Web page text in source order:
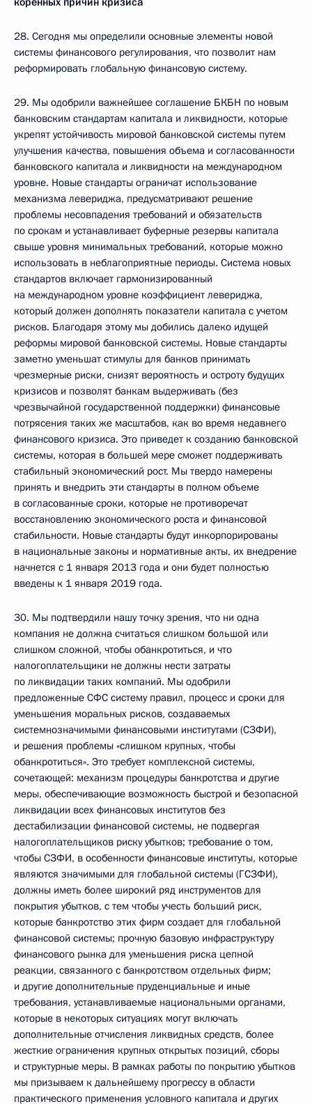
28. Сегодня мы определили основные элементы новой
системы финансового регулирования, что позволит нам
реформировать глобальную финансовую систему.
29. Мы одобрили важнейшее соглашение БКБН по новым
банковским стандартам капитала и ликвидности, которые
укрепят устойчивость мировой банковской системы путем
улучшения качества, повышения объема и согласованности
банковского капитала и ликвидности на международном
уровне. Новые стандарты ограничат использование
механизма левериджа, предусматривают решение
проблемы несовпадения требований и обязательств
по срокам и устанавливает буферные резервы капитала
свыше уровня минимальных требований, которые можно
использовать в неблагоприятные периоды. Система новых
стандартов включает гармонизированный
на международном уровне коэффициент левериджа,
который должен дополнять показатели капитала с учетом
рисков. Благодаря этому мы добились далеко идущей
реформы мировой банковской системы. Новые стандарты
заметно уменьшат стимулы для банков принимать
чрезмерные риски, снизят вероятность и остроту будущих
кризисов и позволят банкам выдерживать (без
чрезвычайной государственной поддержки) финансовые
потрясения таких же масштабов, как во время недавнего
финансового кризиса. Это приведет к созданию банковской
системы, которая в большей мере сможет поддерживать
стабильный экономический рост. Мы твердо намерены
принять и внедрить эти стандарты в полном объеме
в согласованные сроки, которые не противоречат
восстановлению экономического роста и финансовой
стабильности. Новые стандарты будут инкорпорированы
в национальные законы и нормативные акты, их внедрение
начнется с 1 января 2013 года и они будет полностью
введены к 1 января 2019 года.
30. Мы подтвердили нашу точку зрения, что ни одна
компания не должна считаться слишком большой или
слишком сложной, чтобы обанкротиться, и что
налогоплательщики не должны нести затраты
по ликвидации таких компаний. Мы одобрили
предложенные СФС систему правил, процесс и сроки для
уменьшения моральных рисков, создаваемых
системнозначимыми финансовыми институтами (СЗФИ),
и решения проблемы «слишком крупных, чтобы
обанкротиться». Это требует комплексной системы,
сочетающей: механизм процедуры банкротства и другие
меры, обеспечивающие возможность быстрой и безопасной
ликвидации всех финансовых институтов без
дестабилизации финансовой системы, не подвергая
налогоплательщиков риску убытков; требование о том,
чтобы СЗФИ, в особенности финансовые институты, которые
являются значимыми для глобальной системы (ГСЗФИ),
должны иметь более широкий ряд инструментов для
покрытия убытков, с тем чтобы учесть больший риск,
которые банкротство этих фирм создает для глобальной
финансовой системы; прочную базовую инфраструктуру
финансового рынка для уменьшения риска цепной
реакции, связанного с банкротством отдельных фирм;
и другие дополнительные пруденциальные и иные
требования, устанавливаемые национальными органами,
которые в некоторых ситуациях могут включать
дополнительные отчисления ликвидных средств, более
жесткие ограничения крупных открытых позиций, сборы
и структурные меры. В рамках работы по покрытию убытков
мы призываем к дальнейшему прогрессу в области
практического применения условного капитала и других